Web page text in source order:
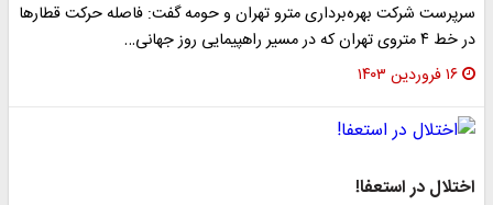
سرپرست شرکت بهره‌برداری مترو تهران و حومه گفت: فاصله حرکت قطارها
در خط ۴ متروی تهران که در مسیر راهپیمایی روز جهانی…
۱۶ فروردین ۱۴۰۳
اختلال در استعفا!